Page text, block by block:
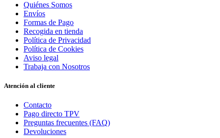
Quiénes Somos
Envíos
Formas de Pago
Recogida en tienda
Política de Privacidad
Política de Cookies
Aviso legal
Trabaja con Nosotros
Atención al cliente
Contacto
Pago directo TPV
Preguntas frecuentes (FAQ)
Devoluciones